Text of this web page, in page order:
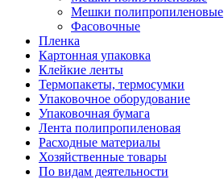
Мешки полипропиленовые
Фасовочные
Пленка
Картонная упаковка
Клейкие ленты
Термопакеты, термосумки
Упаковочное оборудование
Упаковочная бумага
Лента полипропиленовая
Расходные материалы
Хозяйственные товары
По видам деятельности